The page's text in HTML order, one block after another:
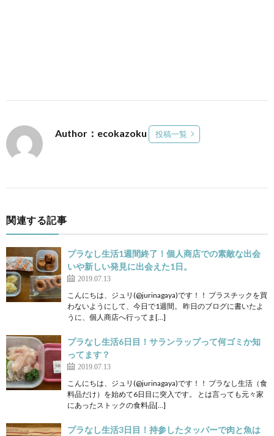
Author：ecokazoku 投稿一覧
関連する記事
プラなし生活1週間終了！個人商店での素敵な出会
いや新しい発見に出会えた1日。
2019.07.13
こんにちは、ジュリ(@jurinagaya)です！！ プラスチックを買
わないようにして、今日で1週間。 昨日のブログに書いたよ
うに、個人商店へ行ってま[…]
プラなし生活6日目！サランラップって何ゴミか知
ってます？
2019.07.13
こんにちは、ジュリ(@jurinagaya)です！！ プラなし生活（食
料品だけ）を始めて6日目に突入です。 とは言っても元々家
にあったストックの食料品[…]
プラなし生活3日目！持参したタッパーで肉と魚は